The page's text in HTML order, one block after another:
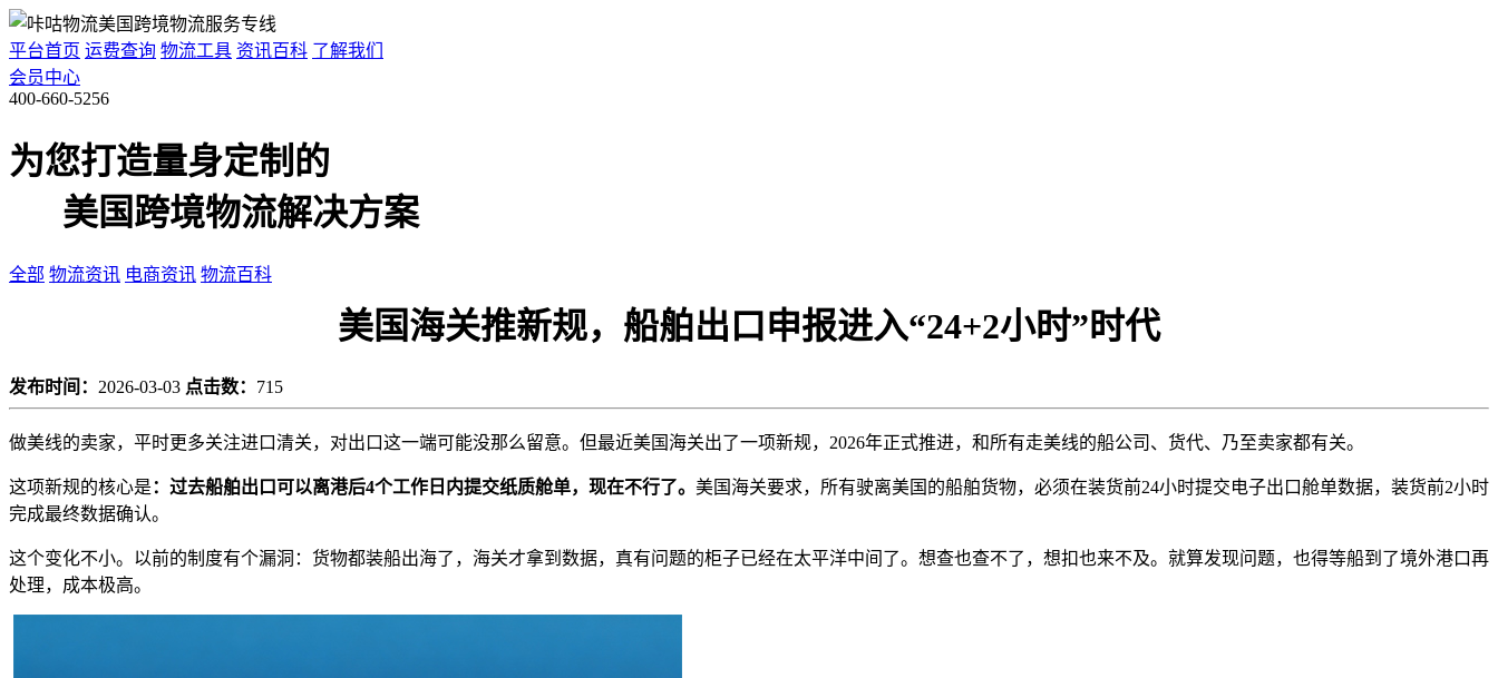
平台首页 运费查询 物流工具 资讯百科 了解我们
会员中心
400-660-5256
为您打造量身定制的
美国跨境物流解决方案
全部 物流资讯 电商资讯 物流百科
美国海关推新规，船舶出口申报进入“24+2小时”时代
发布时间： 2026-03-03 点击数： 715
做美线的卖家，平时更多关注进口清关，对出口这一端可能没那么留意。但最近美国海关出了一项新规，2026年正式推进，和所有走美线的船公司、货代、乃至卖家都有关。
这项新规的核心是：过去船舶出口可以离港后4个工作日内提交纸质舱单，现在不行了。 美国海关要求，所有驶离美国的船舶货物，必须在装货前24小时提交电子出口舱单数据，装货前2小时
完成最终数据确认。
这个变化不小。以前的制度有个漏洞：货物都装船出海了，海关才拿到数据，真有问题的柜子已经在太平洋中间了。想查也查不了，想扣也来不及。就算发现问题，也得等船到了境外港口再
处理，成本极高。